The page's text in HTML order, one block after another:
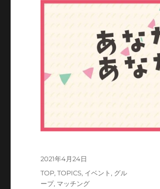
投
2021年4月24日
カ
テ
TOP,TOPICS, イベント , グル
ープ, マッチング